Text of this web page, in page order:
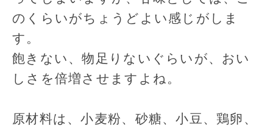
のくらいがちょうどよい感じがしま
す。
飽きない、物足りないぐらいが、おい
しさを倍増させますよね。
原材料は、小麦粉、砂糖、小豆、鶏卵、